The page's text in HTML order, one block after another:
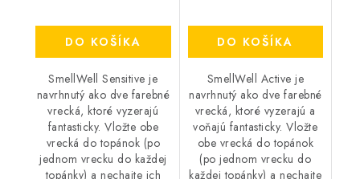
DO KOŠÍKA
SmellWell Sensitive je
navrhnutý ako dve farebné
vrecká, ktoré vyzerajú
fantasticky. Vložte obe
vrecká do topánok (po
jednom vrecku do každej
topánky) a nechajte ich
DO KOŠÍKA
SmellWell Active je
navrhnutý ako dve farebné
vrecká, ktoré vyzerajú a
voňajú fantasticky. Vložte
obe vrecká do topánok
(po jednom vrecku do
každej topánky) a nechajte